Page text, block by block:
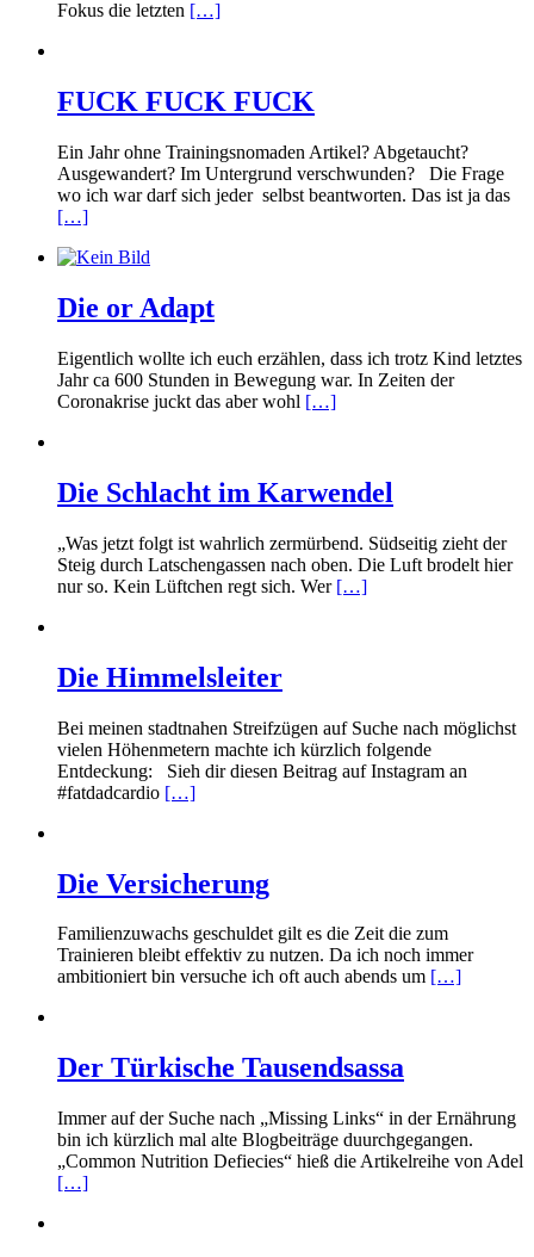
Fokus die letzten […]
FUCK FUCK FUCK
Ein Jahr ohne Trainingsnomaden Artikel? Abgetaucht?
Ausgewandert? Im Untergrund verschwunden? Die Frage
wo ich war darf sich jeder selbst beantworten. Das ist ja das
[…]
Die or Adapt
Eigentlich wollte ich euch erzählen, dass ich trotz Kind letztes
Jahr ca 600 Stunden in Bewegung war. In Zeiten der
Coronakrise juckt das aber wohl […]
Die Schlacht im Karwendel
„Was jetzt folgt ist wahrlich zermürbend. Südseitig zieht der
Steig durch Latschengassen nach oben. Die Luft brodelt hier
nur so. Kein Lüftchen regt sich. Wer […]
Die Himmelsleiter
Bei meinen stadtnahen Streifzügen auf Suche nach möglichst
vielen Höhenmetern machte ich kürzlich folgende
Entdeckung: Sieh dir diesen Beitrag auf Instagram an
#fatdadcardio […]
Die Versicherung
Familienzuwachs geschuldet gilt es die Zeit die zum
Trainieren bleibt effektiv zu nutzen. Da ich noch immer
ambitioniert bin versuche ich oft auch abends um […]
Der Türkische Tausendsassa
Immer auf der Suche nach „Missing Links“ in der Ernährung
bin ich kürzlich mal alte Blogbeiträge duurchgegangen.
„Common Nutrition Defiecies“ hieß die Artikelreihe von Adel
[…]